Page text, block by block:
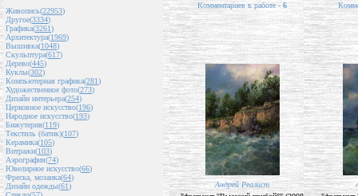
Живопись(22953)
Другое(3334)
Графика(3261)
Архитектура(1969)
Вышивка(1048)
Скульптура(617)
Дерево(445)
Куклы(302)
Компьютерная графика(281)
Художественное фото(273)
Дизайн интерьера(254)
Церковное искусство(196)
Народное искусство(193)
Бижутерия(119)
Текстиль (батик)(107)
Керамика(105)
Витражи(103)
Аэрография(74)
Ювелирное искусство(66)
Фреска, мозаика(64)
Дизайн одежды(61)
Комментариев к работе -6
Андрей Реалист